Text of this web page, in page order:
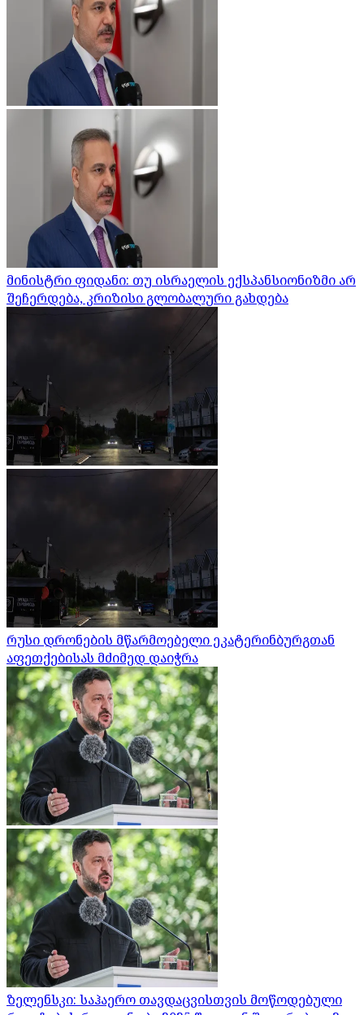
მინისტრი ფიდანი: თუ ისრაელის ექსპანსიონიზმი არ
შეჩერდება, კრიზისი გლობალური გახდება
რუსი დრონების მწარმოებელი ეკატერინბურგთან
აფეთქებისას მძიმედ დაიჭრა
ზელენსკი: საჰაერო თავდაცვისთვის მოწოდებული